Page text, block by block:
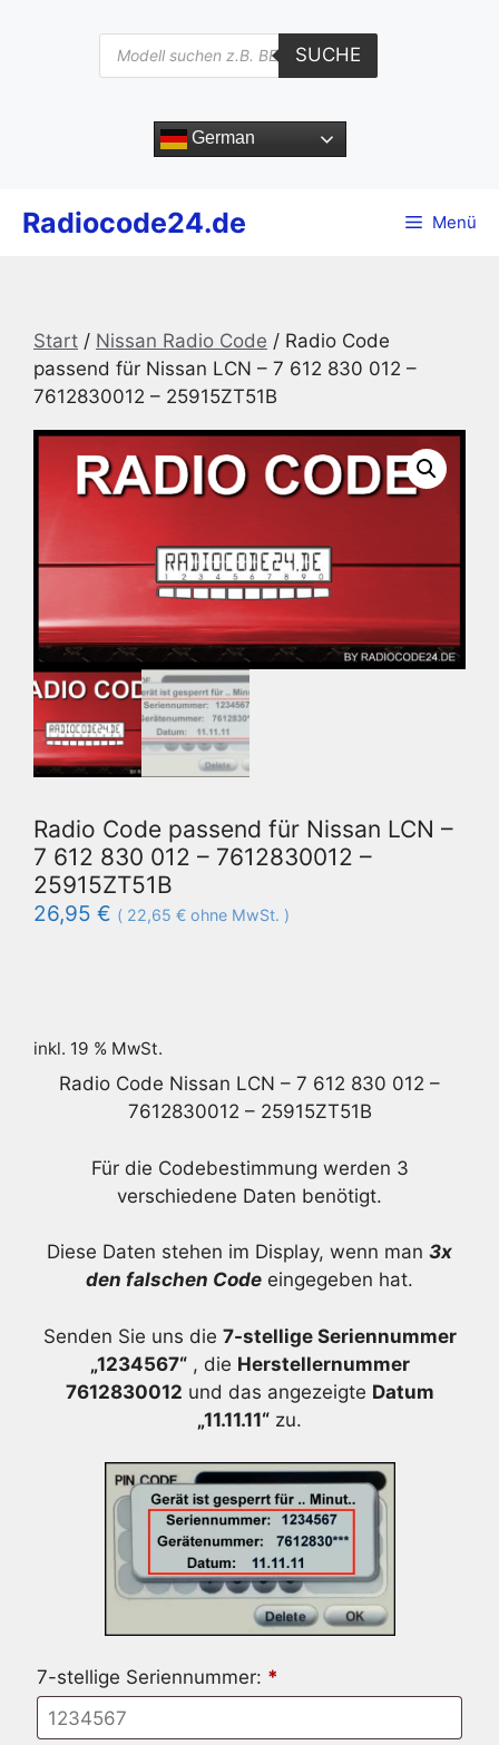
Products
search
SUCHE
German
Radiocode24.de Menü
Start / Nissan Radio Code / Radio Code
passend für Nissan LCN – 7 612 830 012 –
7612830012 – 25915ZT51B
Radio Code passend für Nissan LCN –
7 612 830 012 – 7612830012 –
25915ZT51B
26,95 € ( 22,65 € ohne MwSt. )
inkl. 19 % MwSt.
Radio Code Nissan LCN – 7 612 830 012 –
7612830012 – 25915ZT51B
Für die Codebestimmung werden 3
verschiedene Daten benötigt.
Diese Daten stehen im Display, wenn man 3x
den falschen Code eingegeben hat.
Senden Sie uns die 7-stellige Seriennummer
„1234567“, die Herstellernummer
7612830012 und das angezeigte Datum
„11.11.11“ zu.
7-stellige Seriennummer: *